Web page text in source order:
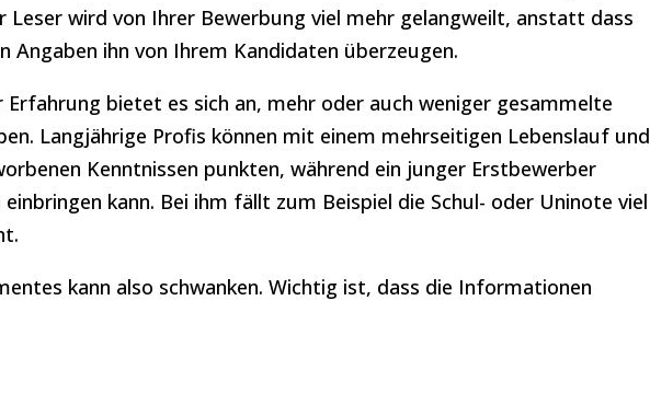
Leser wird von Ihrer Bewerbung viel mehr gelangweilt, anstatt dass
Angaben ihn von Ihrem Kandidaten überzeugen.
Erfahrung bietet es sich an, mehr oder auch weniger gesammelte
Langjährige Profis können mit einem mehrseitigen Lebenslauf und
Kenntnissen punkten, während ein junger Erstbewerber
kann. Bei ihm fällt zum Beispiel die Schul- oder Uninote viel
kann also schwanken. Wichtig ist, dass die Informationen